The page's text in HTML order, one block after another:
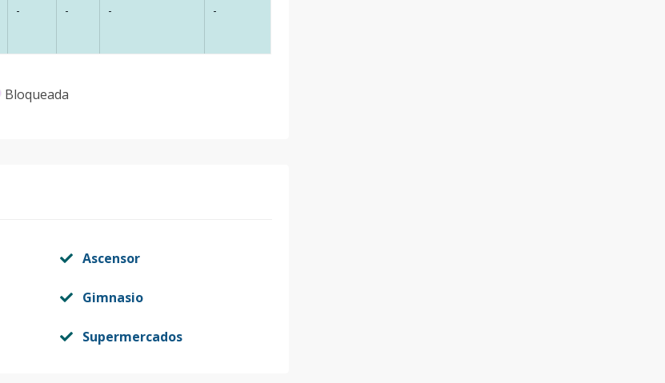
- - - -
Bloqueada
Ascensor
Gimnasio
Supermercados